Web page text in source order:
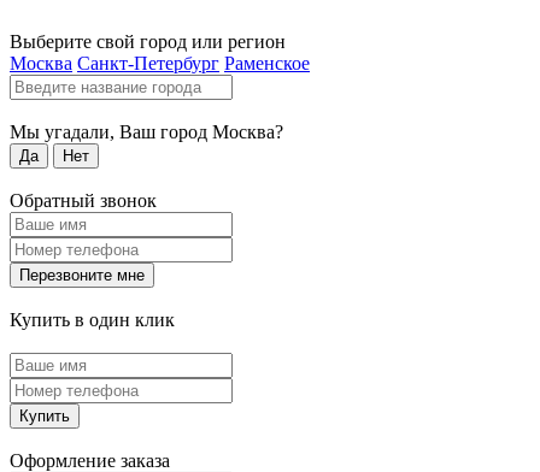
Выберите свой город или регион
Москва Санкт-Петербург Раменское
Мы угадали, Ваш город Москва?
Да Нет
Обратный звонок
Перезвоните мне
Купить в один клик
Купить
Оформление заказа